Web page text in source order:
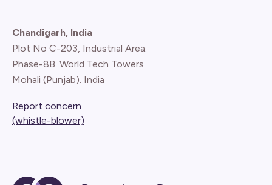
Chandigarh, India
Plot No C-203, Industrial Area.
Phase-8B. World Tech Towers
Mohali (Punjab). India
Report concern
(whistle-blower)